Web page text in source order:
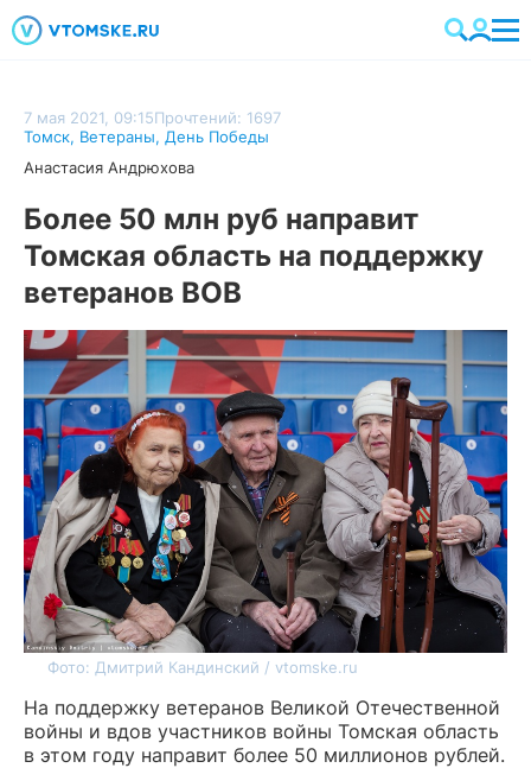
7 мая 2021, 09:15Прочтений: 1697
Томск, Ветераны, День Победы
Анастасия Андрюхова
Более 50 млн руб направит
Томская область на поддержку
ветеранов ВОВ
Фото: Дмитрий Кандинский / vtomske.ru
На поддержку ветеранов Великой Отечественной
войны и вдов участников войны Томская область
в этом году направит более 50 миллионов рублей.